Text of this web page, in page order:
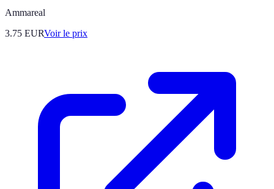
Ammareal
3.75 EURVoir le prix